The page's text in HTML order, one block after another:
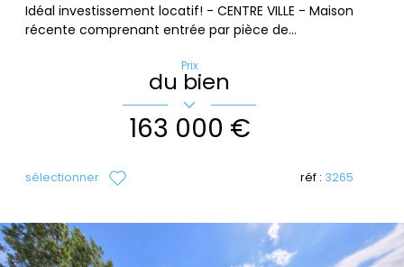
Idéal investissement locatif! - CENTRE VILLE - Maison
récente comprenant entrée par pièce de...
Prix
du bien
163 000 €
sélectionner réf : 3265